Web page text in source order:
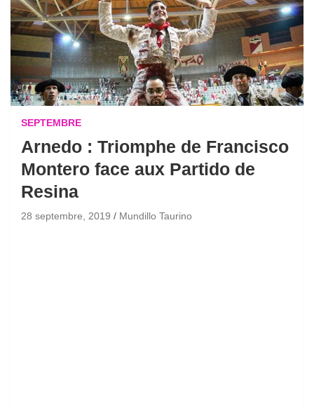
SEPTEMBRE
Arnedo : Triomphe de Francisco
Montero face aux Partido de
Resina
28 septembre, 2019 Mundillo Taurino